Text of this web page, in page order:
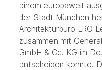
einem europaweit
der Stadt München
Architekturbüro LRO
zusammen mit
GmbH & Co. KG im
entscheiden konnte.